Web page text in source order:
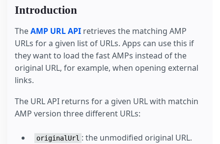
Introduction
TheAMP URL API retrieves the matching AMP
URLs for a given list of URLs. Apps can use this if
they want to load the fast AMPs instead of the
original URL, for example, when opening external
links.
The URL API returns for a given URL with matchin
AMP version three different URLs:
originalUrl : the unmodified original URL.